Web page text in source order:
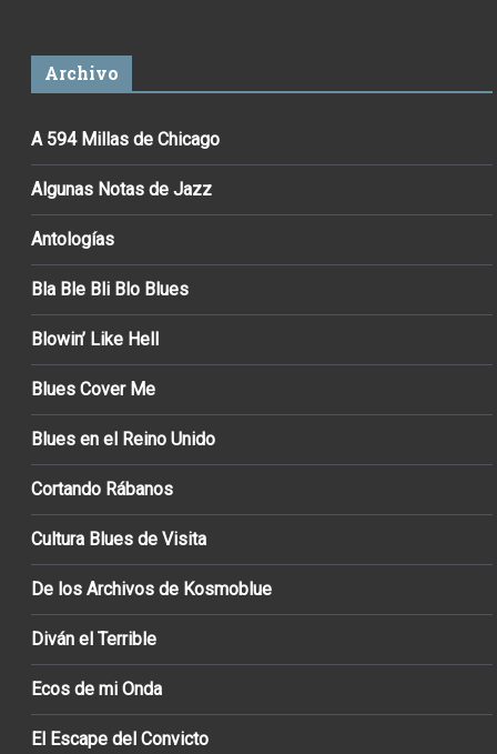
Archivo
A 594 Millas de Chicago
Algunas Notas de Jazz
Antologías
Bla Ble Bli Blo Blues
Blowin’ Like Hell
Blues Cover Me
Blues en el Reino Unido
Cortando Rábanos
Cultura Blues de Visita
De los Archivos de Kosmoblue
Diván el Terrible
Ecos de mi Onda
El Escape del Convicto